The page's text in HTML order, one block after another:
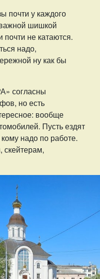
почти у каждого
шишкой
не катаются.
надо,
ну как бы
согласны
но есть
вообще
Пусть ездят
надо по работе.
скейтерам,